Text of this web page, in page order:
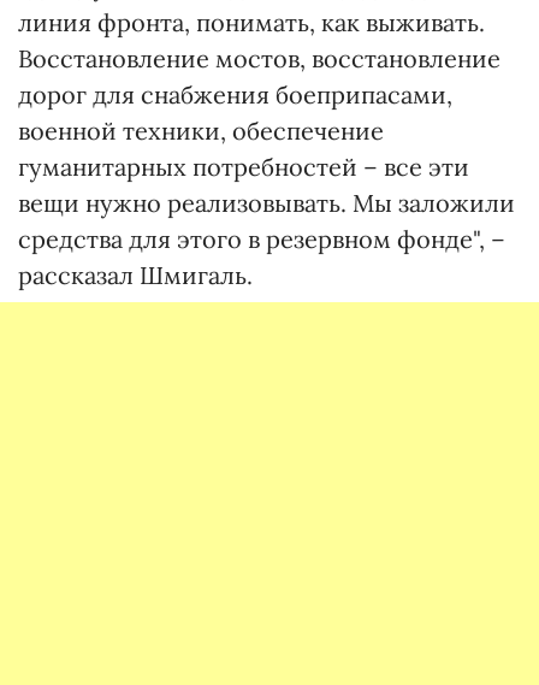
линия фронта, понимать, как выживать.
Восстановление мостов, восстановление
дорог для снабжения боеприпасами,
военной техники, обеспечение
гуманитарных потребностей – все эти
вещи нужно реализовывать. Мы заложили
средства для этого в резервном фонде", –
рассказал Шмигаль.